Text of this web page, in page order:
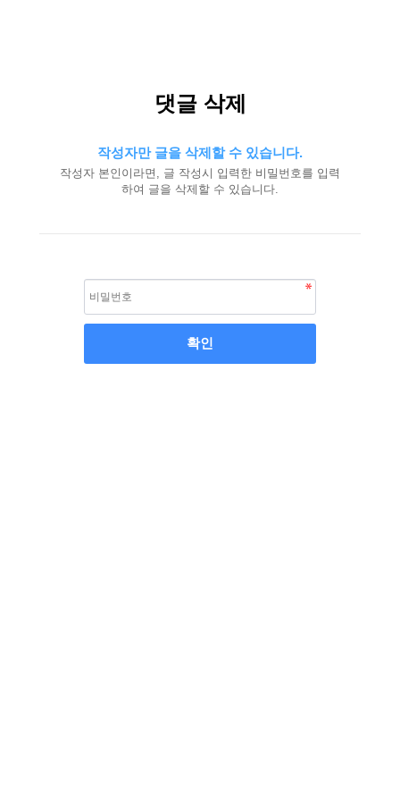
댓글 삭제
작성자만 글을 삭제할 수 있습니다.
작성자 본인이라면, 글 작성시 입력한 비밀번호를 입력
하여 글을 삭제할 수 있습니다.